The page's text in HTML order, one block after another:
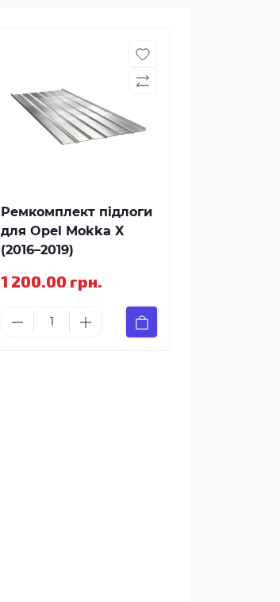
Ремкомплект підлоги
для Opel Mokka X
(2016–2019)
1 200.00 грн.